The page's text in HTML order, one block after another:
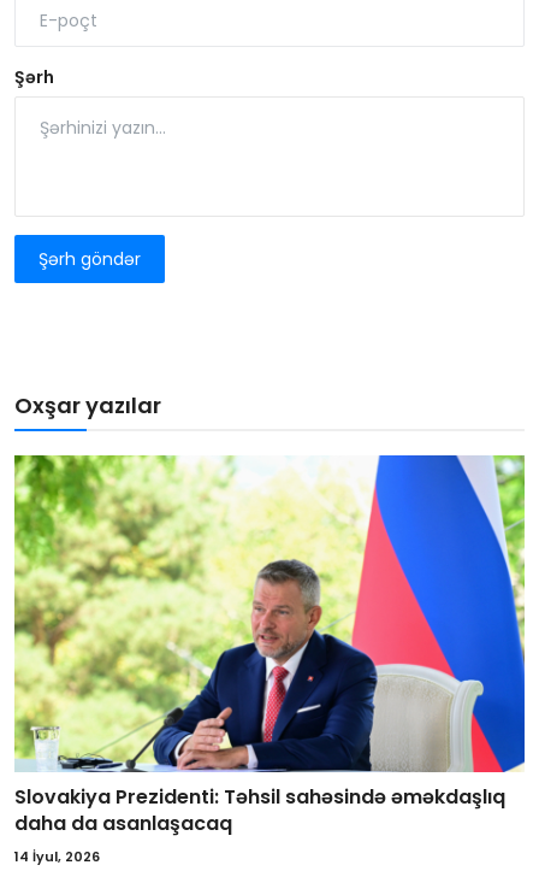
Şərh
Şərh göndər
Oxşar yazılar
Slovakiya Prezidenti: Təhsil sahəsində əməkdaşlıq
daha da asanlaşacaq
14 İyul, 2026